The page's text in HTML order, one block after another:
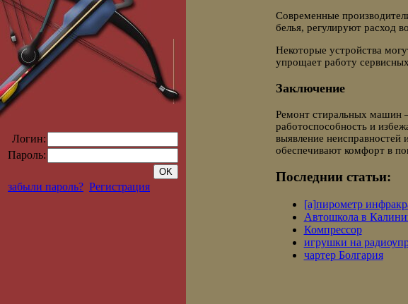
Логин:
Пароль:
забыли пароль? Регистрация
Современные
белья, регулируют расход
Некоторые устройства
упрощает работу
Заключение
Ремонт стиральных машин
работоспособность и
выявление неисправностей
обеспечивают комфорт в
Последнии статьи:
[a]пирометр
Автошкола в
Компрессор
игрушки на
чартер Болгария